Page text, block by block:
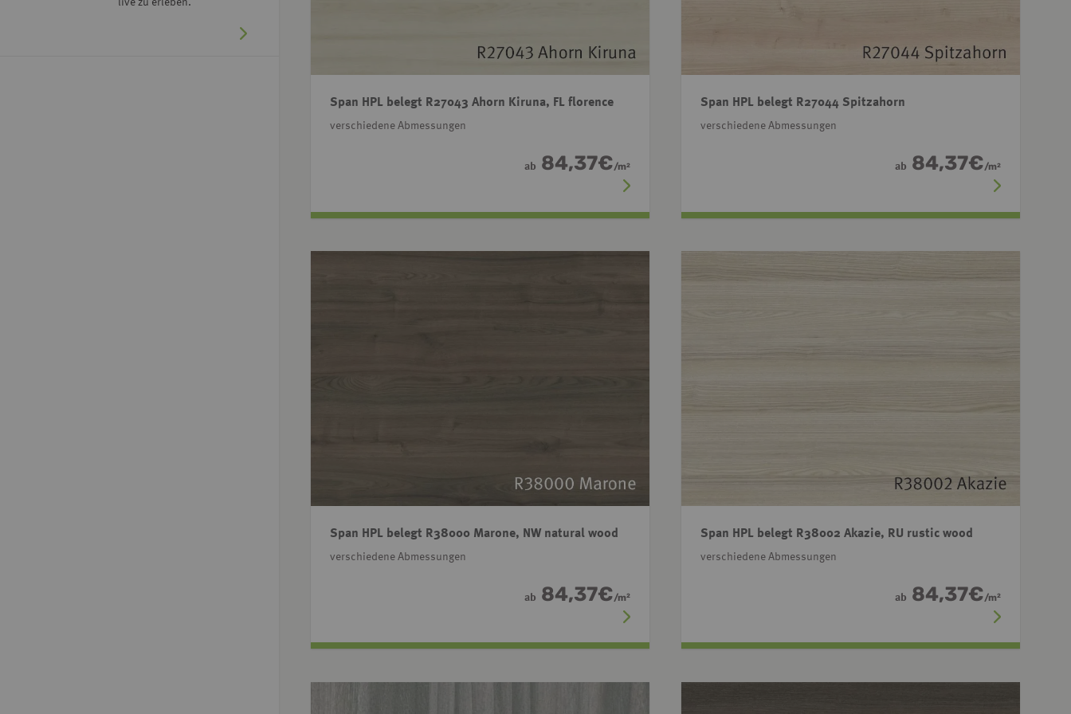
Span HPL belegt R27043 Ahorn Kiruna, FL florence
verschiedene Abmessungen
ab 84,37€/m2
Span HPL belegt R27044 Spitzahorn
verschiedene Abmessungen
ab 84,37€/m2
Span HPL belegt R38000 Marone, NW natural wood
verschiedene Abmessungen
ab 84,37€/m2
Span HPL belegt R38002 Akazie, RU rustic wood
verschiedene Abmessungen
ab 84,37€/m2
live zu erleben.